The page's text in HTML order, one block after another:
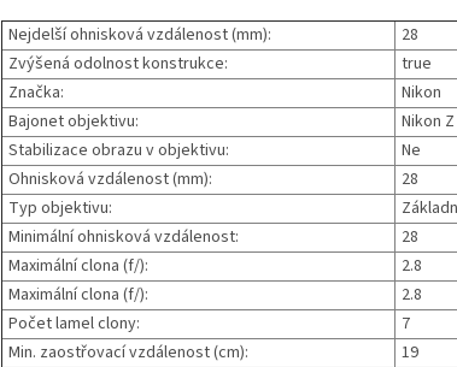
Nejdelší ohnisková vzdálenost (mm):
28
Zvýšená odolnost konstrukce:
true
Značka:
Nikon
Bajonet objektivu:
Nikon Z
Stabilizace obrazu v objektivu:
Ne
Ohnisková vzdálenost (mm):
28
Typ objektivu:
Minimální ohnisková vzdálenost:
28
Maximální clona (f/):
2.8
Maximální clona (f/):
2.8
Počet lamel clony:
7
Min. zaostřovací vzdálenost (cm):
19